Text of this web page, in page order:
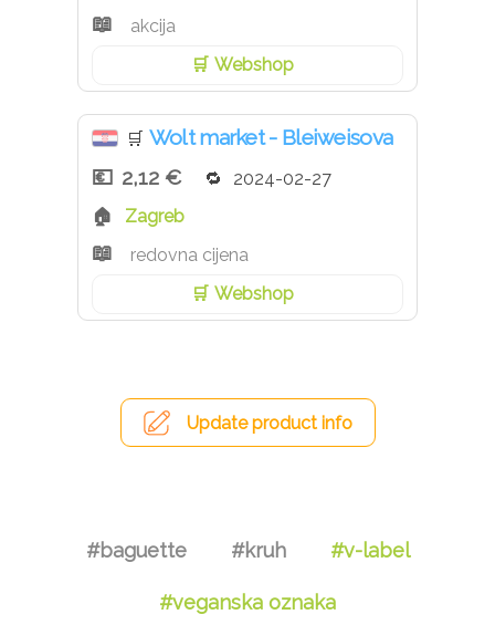
akcija
Webshop
🛒 Wolt market - Bleiweisova
2,12 €
2024-02-27
Zagreb
redovna cijena
Webshop
Update product info
#baguette #kruh #v-label
#veganska oznaka